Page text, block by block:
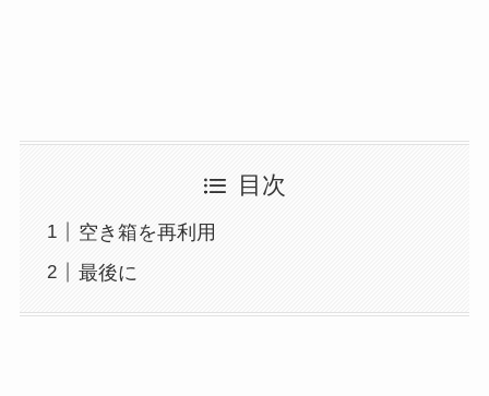
目次
空き箱を再利用
最後に